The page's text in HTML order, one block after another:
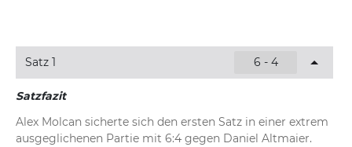
Satz 1 6 - 4
Satzfazit
Alex Molcan sicherte sich den ersten Satz in einer extrem
ausgeglichenen Partie mit 6:4 gegen Daniel Altmaier.